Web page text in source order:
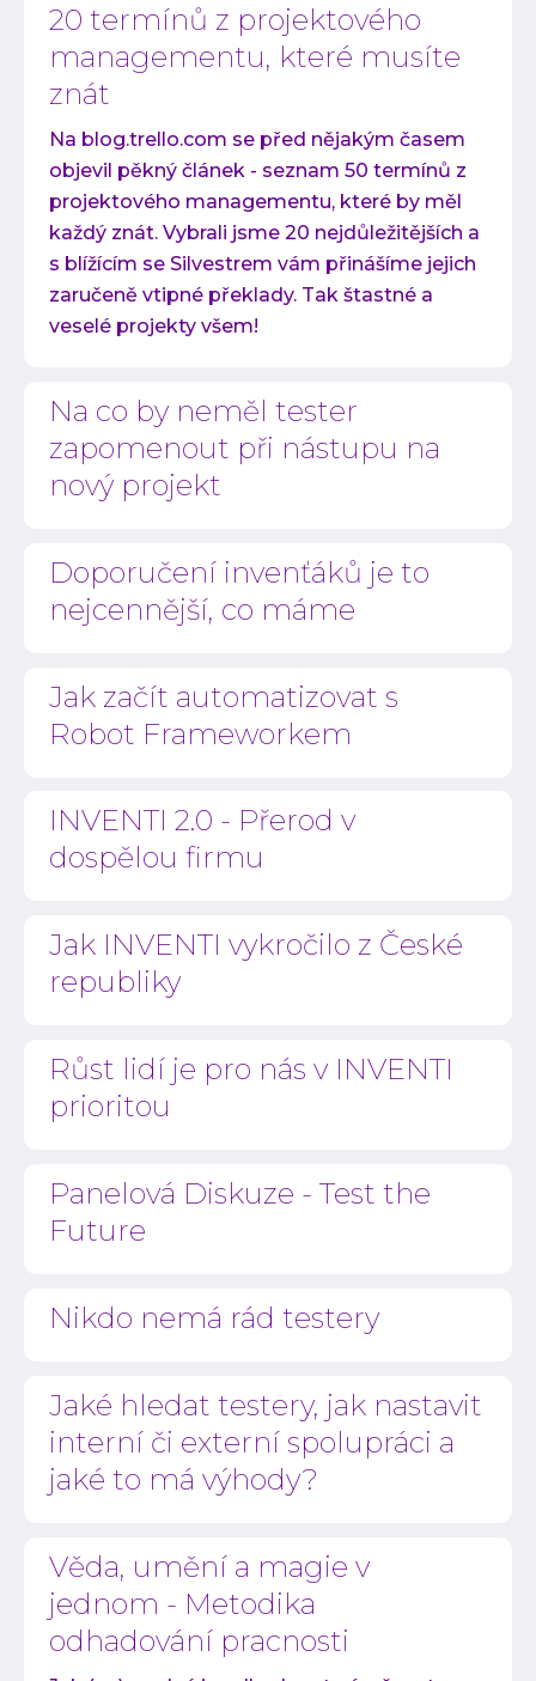
20 termínů z projektového
managementu, které musíte
znát
Na blog.trello.com se před nějakým časem
objevil pěkný článek - seznam 50 termínů z
projektového managementu, které by měl
každý znát. Vybrali jsme 20 nejdůležitějších a
s blížícím se Silvestrem vám přinášíme jejich
zaručeně vtipné překlady. Tak štastné a
veselé projekty všem!
Na co by neměl tester
zapomenout při nástupu na
nový projekt
Doporučení invenťáků je to
nejcennější, co máme
Jak začít automatizovat s
Robot Frameworkem
INVENTI 2.0 - Přerod v
dospělou firmu
Jak INVENTI vykročilo z České
republiky
Růst lidí je pro nás v INVENTI
prioritou
Panelová Diskuze - Test the
Future
Nikdo nemá rád testery
Jaké hledat testery, jak nastavit
interní či externí spolupráci a
jaké to má výhody?
Věda, umění a magie v
jednom - Metodika
odhadování pracnosti